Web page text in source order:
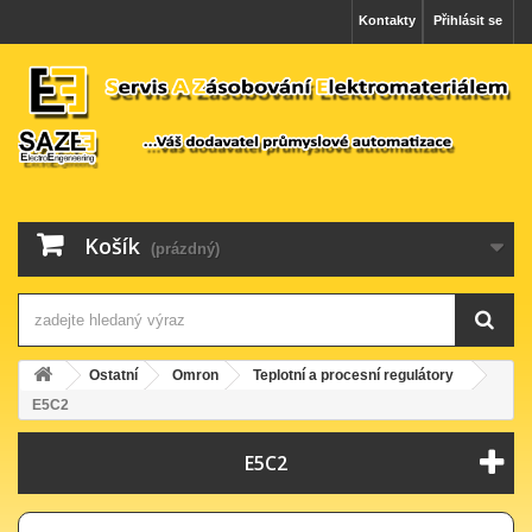
Přihlásit se
Kontakty
Košík (prázdný)
Ostatní Omron
Teplotní a procesní regulátory
E5C2
E5C2